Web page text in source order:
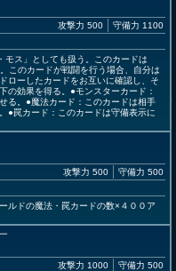
攻撃力 500 守備力 1100
モス」としても扱う。このカードは
このカードが戦闘を行う場合、自分は
ローしたカードをお互いに確認し、そ
の効果を得る。●モンスターカード：
る。●魔法カード：このカードは相手
●罠カード：このカードは守備表示に
攻撃力 500 守備力 500
ルドの魔法・罠カードの数×４００ア
攻撃力 1000 守備力 500